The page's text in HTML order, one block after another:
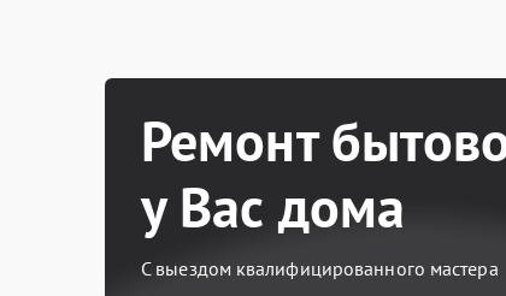
Ремонт
у Вас дома
С выездом квалифицированного мастера